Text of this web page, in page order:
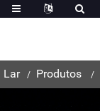
Lar Produtos